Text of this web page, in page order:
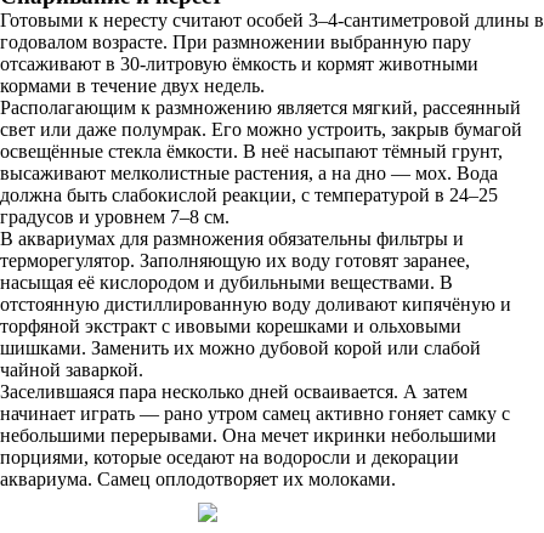
Готовыми к нересту считают особей 3–4-сантиметровой длины в
годовалом возрасте. При размножении выбранную пару
отсаживают в 30-литровую ёмкость и кормят животными
кормами в течение двух недель.
Располагающим к размножению является мягкий, рассеянный
свет или даже полумрак. Его можно устроить, закрыв бумагой
освещённые стекла ёмкости. В неё насыпают тёмный грунт,
высаживают мелколистные растения, а на дно — мох. Вода
должна быть слабокислой реакции, с температурой в 24–25
градусов и уровнем 7–8 см.
В аквариумах для размножения обязательны фильтры и
терморегулятор. Заполняющую их воду готовят заранее,
насыщая её кислородом и дубильными веществами. В
отстоянную дистиллированную воду доливают кипячёную и
торфяной экстракт с ивовыми корешками и ольховыми
шишками. Заменить их можно дубовой корой или слабой
чайной заваркой.
Заселившаяся пара несколько дней осваивается. А затем
начинает играть — рано утром самец активно гоняет самку с
небольшими перерывами. Она мечет икринки небольшими
порциями, которые оседают на водоросли и декорации
аквариума. Самец оплодотворяет их молоками.